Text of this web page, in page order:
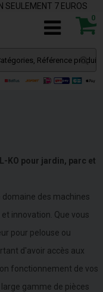
SEULEMENT 7 EUROS
0
KO pour jardin, parc et
domaine des machines
innovation. Que vous
pour pelouse ou
d'avoir accès aux
fonctionnement de vos
gamme de pièces